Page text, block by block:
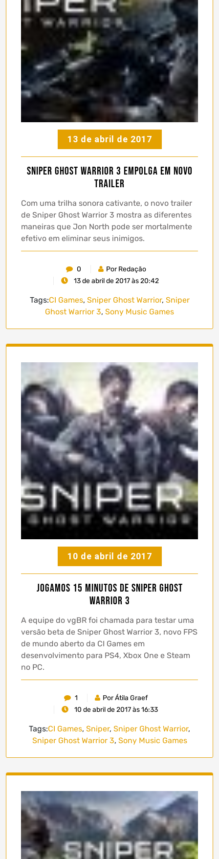
13 de abril de 2017
Sniper Ghost Warrior 3 empolga em novo
trailer
Com uma trilha sonora cativante, o novo trailer
de Sniper Ghost Warrior 3 mostra as diferentes
maneiras que Jon North pode ser mortalmente
efetivo em eliminar seus inimigos.
0
Por Redação
13 de abril de 2017 às 20:42
Tags:CI Games, Sniper Ghost Warrior, Sniper
Ghost Warrior 3, Sony Music Games
10 de abril de 2017
Jogamos 15 minutos de Sniper Ghost
Warrior 3
A equipe do vgBR foi chamada para testar uma
versão beta de Sniper Ghost Warrior 3, novo FPS
de mundo aberto da CI Games em
desenvolvimento para PS4, Xbox One e Steam
no PC.
1
Por Átila Graef
10 de abril de 2017 às 16:33
Tags:CI Games, Sniper, Sniper Ghost Warrior,
Sniper Ghost Warrior 3, Sony Music Games